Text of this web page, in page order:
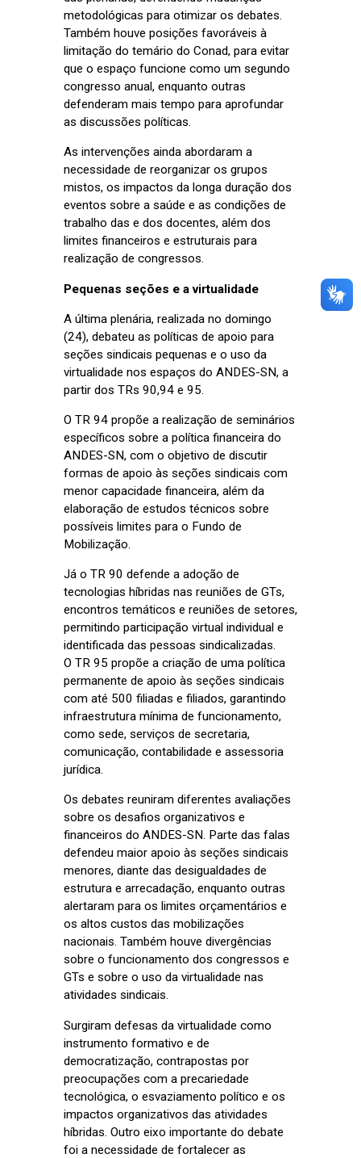
metodológicas para otimizar os debates.
Também houve posições favoráveis à
limitação do temário do Conad, para evitar
que o espaço funcione como um segundo
congresso anual, enquanto outras
defenderam mais tempo para aprofundar
as discussões políticas.
As intervenções ainda abordaram a
necessidade de reorganizar os grupos
mistos, os impactos da longa duração dos
eventos sobre a saúde e as condições de
trabalho das e dos docentes, além dos
limites financeiros e estruturais para
realização de congressos.
Pequenas seções e a virtualidade
A última plenária, realizada no domingo
(24), debateu as políticas de apoio para
seções sindicais pequenas e o uso da
virtualidade nos espaços do ANDES-SN, a
partir dos TRs 90,94 e 95.
O TR 94 propõe a realização de seminários
específicos sobre a política financeira do
ANDES-SN, com o objetivo de discutir
formas de apoio às seções sindicais com
menor capacidade financeira, além da
elaboração de estudos técnicos sobre
possíveis limites para o Fundo de
Mobilização.
Já o TR 90 defende a adoção de
tecnologias híbridas nas reuniões de GTs,
encontros temáticos e reuniões de setores,
permitindo participação virtual individual e
identificada das pessoas sindicalizadas.
O TR 95 propõe a criação de uma política
permanente de apoio às seções sindicais
com até 500 filiadas e filiados, garantindo
infraestrutura mínima de funcionamento,
como sede, serviços de secretaria,
comunicação, contabilidade e assessoria
jurídica.
Os debates reuniram diferentes avaliações
sobre os desafios organizativos e
financeiros do ANDES-SN. Parte das falas
defendeu maior apoio às seções sindicais
menores, diante das desigualdades de
estrutura e arrecadação, enquanto outras
alertaram para os limites orçamentários e
os altos custos das mobilizações
nacionais. Também houve divergências
sobre o funcionamento dos congressos e
GTs e sobre o uso da virtualidade nas
atividades sindicais.
Surgiram defesas da virtualidade como
instrumento formativo e de
democratização, contrapostas por
preocupações com a precariedade
tecnológica, o esvaziamento político e os
impactos organizativos das atividades
híbridas. Outro eixo importante do debate
foi a necessidade de fortalecer as